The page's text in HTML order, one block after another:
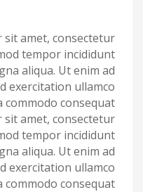
amet, consectetur
tempor incididunt
aliqua. Ut enim ad
exercitation ullamco
consequat.
amet, consectetur
tempor incididunt
aliqua. Ut enim ad
exercitation ullamco
consequat.